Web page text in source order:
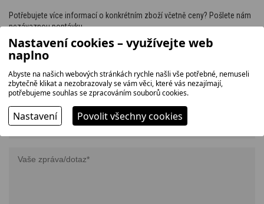
Potřebujete více informací o konkrétním zboží včetně ceny? Pošlete nám
nezávaznou poptávku.
Nastavení cookies – využívejte web
naplno
Abyste na našich webových stránkách rychle našli vše potřebné, nemuseli
zbytečně klikat a nezobrazovaly se vám věci, které vás nezajímají,
potřebujeme souhlas se zpracováním souborů cookies.
Nastavení Povolit všechny cookies